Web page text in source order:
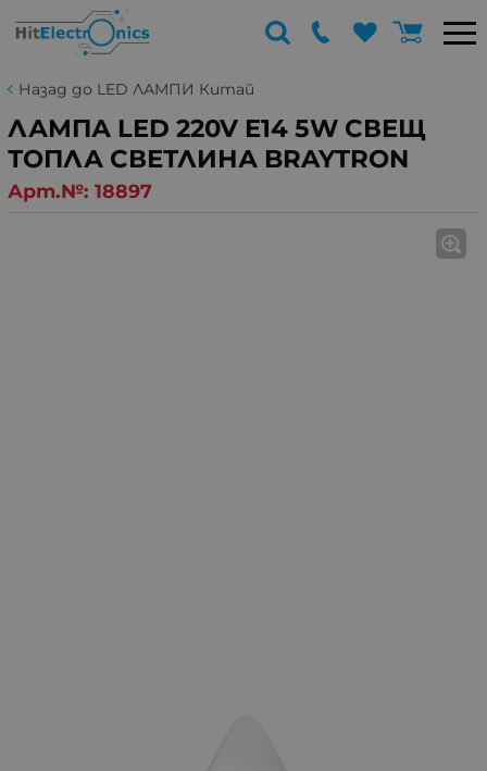
Назад до LED ЛАМПИ Китай
ЛАМПА LED 220V E14 5W СВЕЩ
ТОПЛА СВЕТЛИНА BRAYTRON
Арт.№: 18897